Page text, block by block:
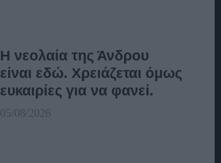
Η νεολαία της Άνδρου
είναι εδώ. Χρειάζεται όμως
ευκαιρίες για να φανεί.
05/08/2026